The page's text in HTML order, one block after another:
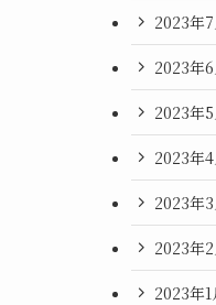
2023年7
2023年6
2023年5
2023年4
2023年3
2023年2
2023年1